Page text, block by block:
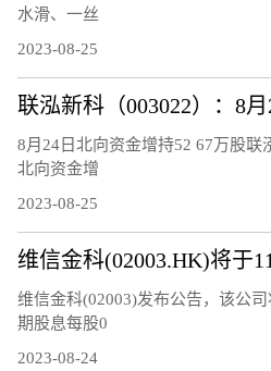
水滑、一丝
2023-08-25
8月24日北向资金增持52 67万股联
北向资金增
2023-08-25
维信金科(02003)发布公告，该公
期股息每股0
2023-08-24